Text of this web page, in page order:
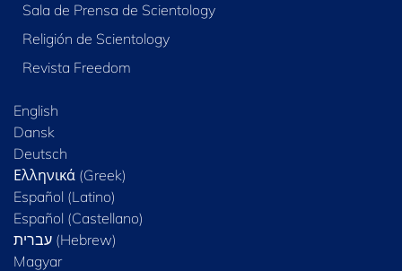
Sala de Prensa de Scientology
Religión de Scientology
Revista Freedom
English
Dansk
Deutsch
Ελληνικά (Greek)
Español (Latino)
Español (Castellano)
Magyar